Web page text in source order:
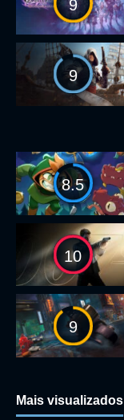
9
9
8.5
10
9
Mais visualizados